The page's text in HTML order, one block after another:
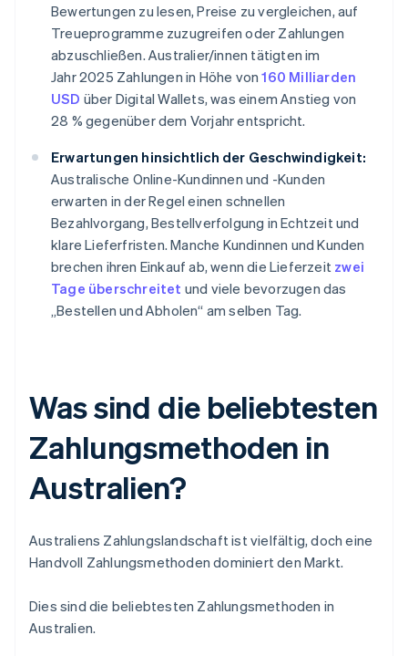
Bewertungen zu lesen, Preise zu vergleichen, auf
Treueprogramme zuzugreifen oder Zahlungen
abzuschließen. Australier/innen tätigten im
Jahr 2025 Zahlungen in Höhe von160 Milliarden
USD über Digital Wallets, was einem Anstieg von
28 % gegenüber dem Vorjahr entspricht.
Erwartungen hinsichtlich der Geschwindigkeit:
Australische Online-Kundinnen und -Kunden
erwarten in der Regel einen schnellen
Bezahlvorgang, Bestellverfolgung in Echtzeit und
klare Lieferfristen. Manche Kundinnen und Kunden
brechen ihren Einkauf ab, wenn die Lieferzeit zwei
Tage überschreitet und viele bevorzugen das
„Bestellen und Abholen“ am selben Tag.
Was sind die beliebtesten
Zahlungsmethoden in
Australien?
Australiens Zahlungslandschaft ist vielfältig, doch eine
Handvoll Zahlungsmethoden dominiert den Markt.
Dies sind die beliebtesten Zahlungsmethoden in
Australien.